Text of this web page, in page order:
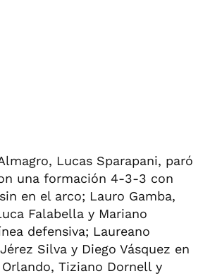
Lucas Sparapani, paró
una formación 4-3-3 con
en el arco; Lauro Gamba,
Falabella y Mariano
defensiva; Laureano
Silva y Diego Vásquez en
Tiziano Dornell y